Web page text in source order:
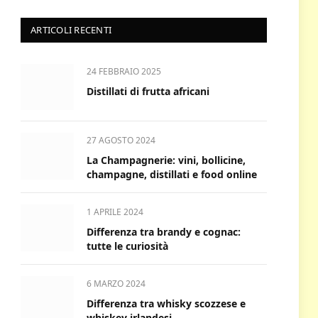
ARTICOLI RECENTI
24 FEBBRAIO 2025
Distillati di frutta africani
27 AGOSTO 2024
La Champagnerie: vini, bollicine,
champagne, distillati e food online
1 APRILE 2024
Differenza tra brandy e cognac:
tutte le curiosità
6 MARZO 2024
Differenza tra whisky scozzese e